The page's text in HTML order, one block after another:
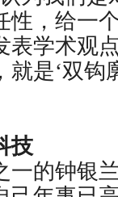
性，给一
表学术观
就是‘双钩
技
的钟银兰